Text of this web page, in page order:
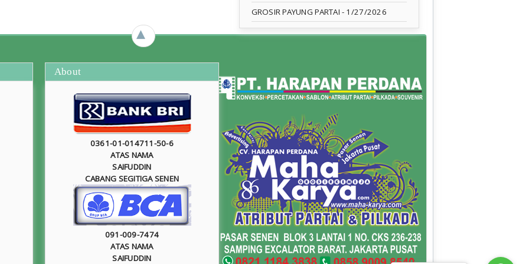
GROSIR PAYUNG PARTAI - 1/27/2026
►
About
0361-01-014711-50-6
ATAS NAMA
SAIFUDDIN
CABANG SEGITIGA SENEN
091-009-7474
ATAS NAMA
SAIFUDDIN